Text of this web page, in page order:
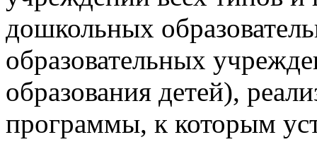
дошкольных
образовательных
образования детей),
программы, к которым